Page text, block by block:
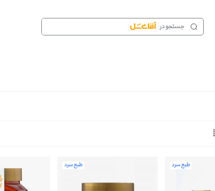
طبع سرد طبع سرد